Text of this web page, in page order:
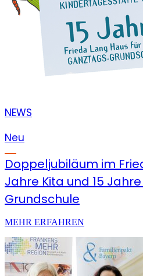
NEWS
Neu
Doppeljubiläum im
Jahre Kita und 15
Grundschule
MEHR ERFAHREN